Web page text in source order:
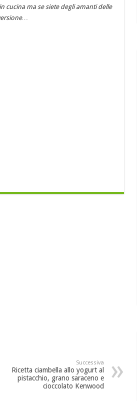
cucina ma se siete degli amanti delle
Successiva
Ricetta ciambella allo yogurt al
pistacchio, grano saraceno e
cioccolato Kenwood